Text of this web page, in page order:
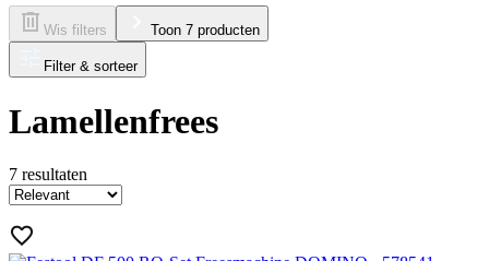
Wis filters Toon 7 producten
Filter & sorteer
Lamellenfrees
7 resultaten